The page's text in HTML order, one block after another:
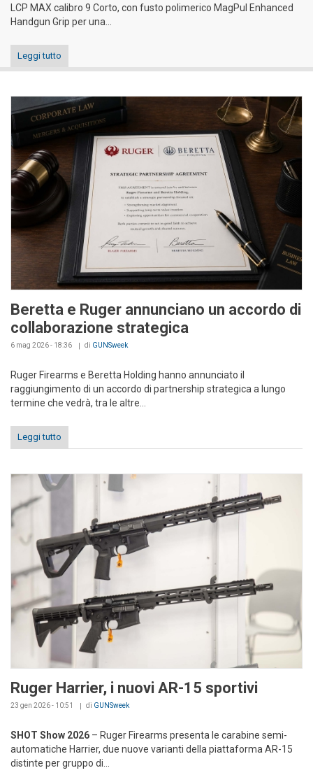
LCP MAX calibro 9 Corto, con fusto polimerico MagPul Enhanced
Handgun Grip per una...
Leggi tutto
Beretta e Ruger annunciano un accordo di
collaborazione strategica
6 mag 2026 - 18:36 di GUNSweek
Ruger Firearms e Beretta Holding hanno annunciato il
raggiungimento di un accordo di partnership strategica a lungo
termine che vedrà, tra le altre...
Leggi tutto
Ruger Harrier, i nuovi AR-15 sportivi
23 gen 2026 - 10:51 di GUNSweek
SHOT Show 2026 – Ruger Firearms presenta le carabine semi-
automatiche Harrier, due nuove varianti della piattaforma AR-15
distinte per gruppo di...